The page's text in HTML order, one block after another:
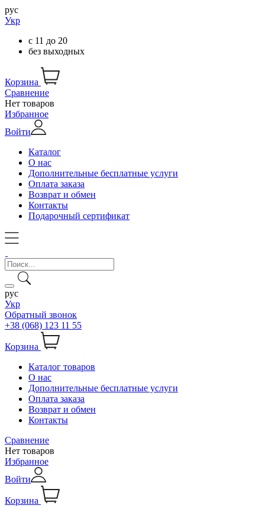
рус
Укр
с 11 до 20
без выходных
Корзина
Сравнение
Нет товаров
Избранное
Войти
Каталог
О нас
Дополнительные бесплатные услуги
Оплата заказа
Возврат и обмен
Контакты
Подарочный сертификат
рус
Укр
Обратный звонок
+38 (068) 123 11 55
Корзина
Каталог товаров
О нас
Дополнительные бесплатные услуги
Оплата заказа
Возврат и обмен
Контакты
Сравнение
Нет товаров
Избранное
Войти
Корзина